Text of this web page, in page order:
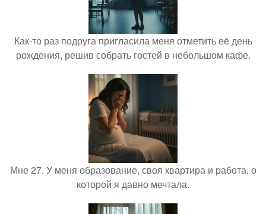
Как-то раз подруга пригласила меня отметить её день
рождения, решив собрать гостей в небольшом кафе.
Мне 27. У меня образование, своя квартира и работа, о
которой я давно мечтала.